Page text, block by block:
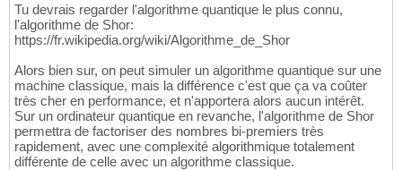
Tu devrais regarder l'algorithme quantique le plus connu,
l'algorithme de Shor:
https://fr.wikipedia.org/wiki/Algorithme_de_Shor
Alors bien sur, on peut simuler un algorithme quantique sur une
machine classique, mais la différence c'est que ça va coûter
très cher en performance, et n'apportera alors aucun intérêt.
Sur un ordinateur quantique en revanche, l'algorithme de Shor
permettra de factoriser des nombres bi-premiers très
rapidement, avec une complexité algorithmique totalement
différente de celle avec un algorithme classique.